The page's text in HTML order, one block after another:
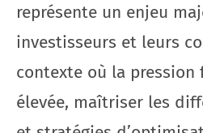
représente un enjeu
investisseurs et leurs
contexte où la pression
élevée, maîtriser les